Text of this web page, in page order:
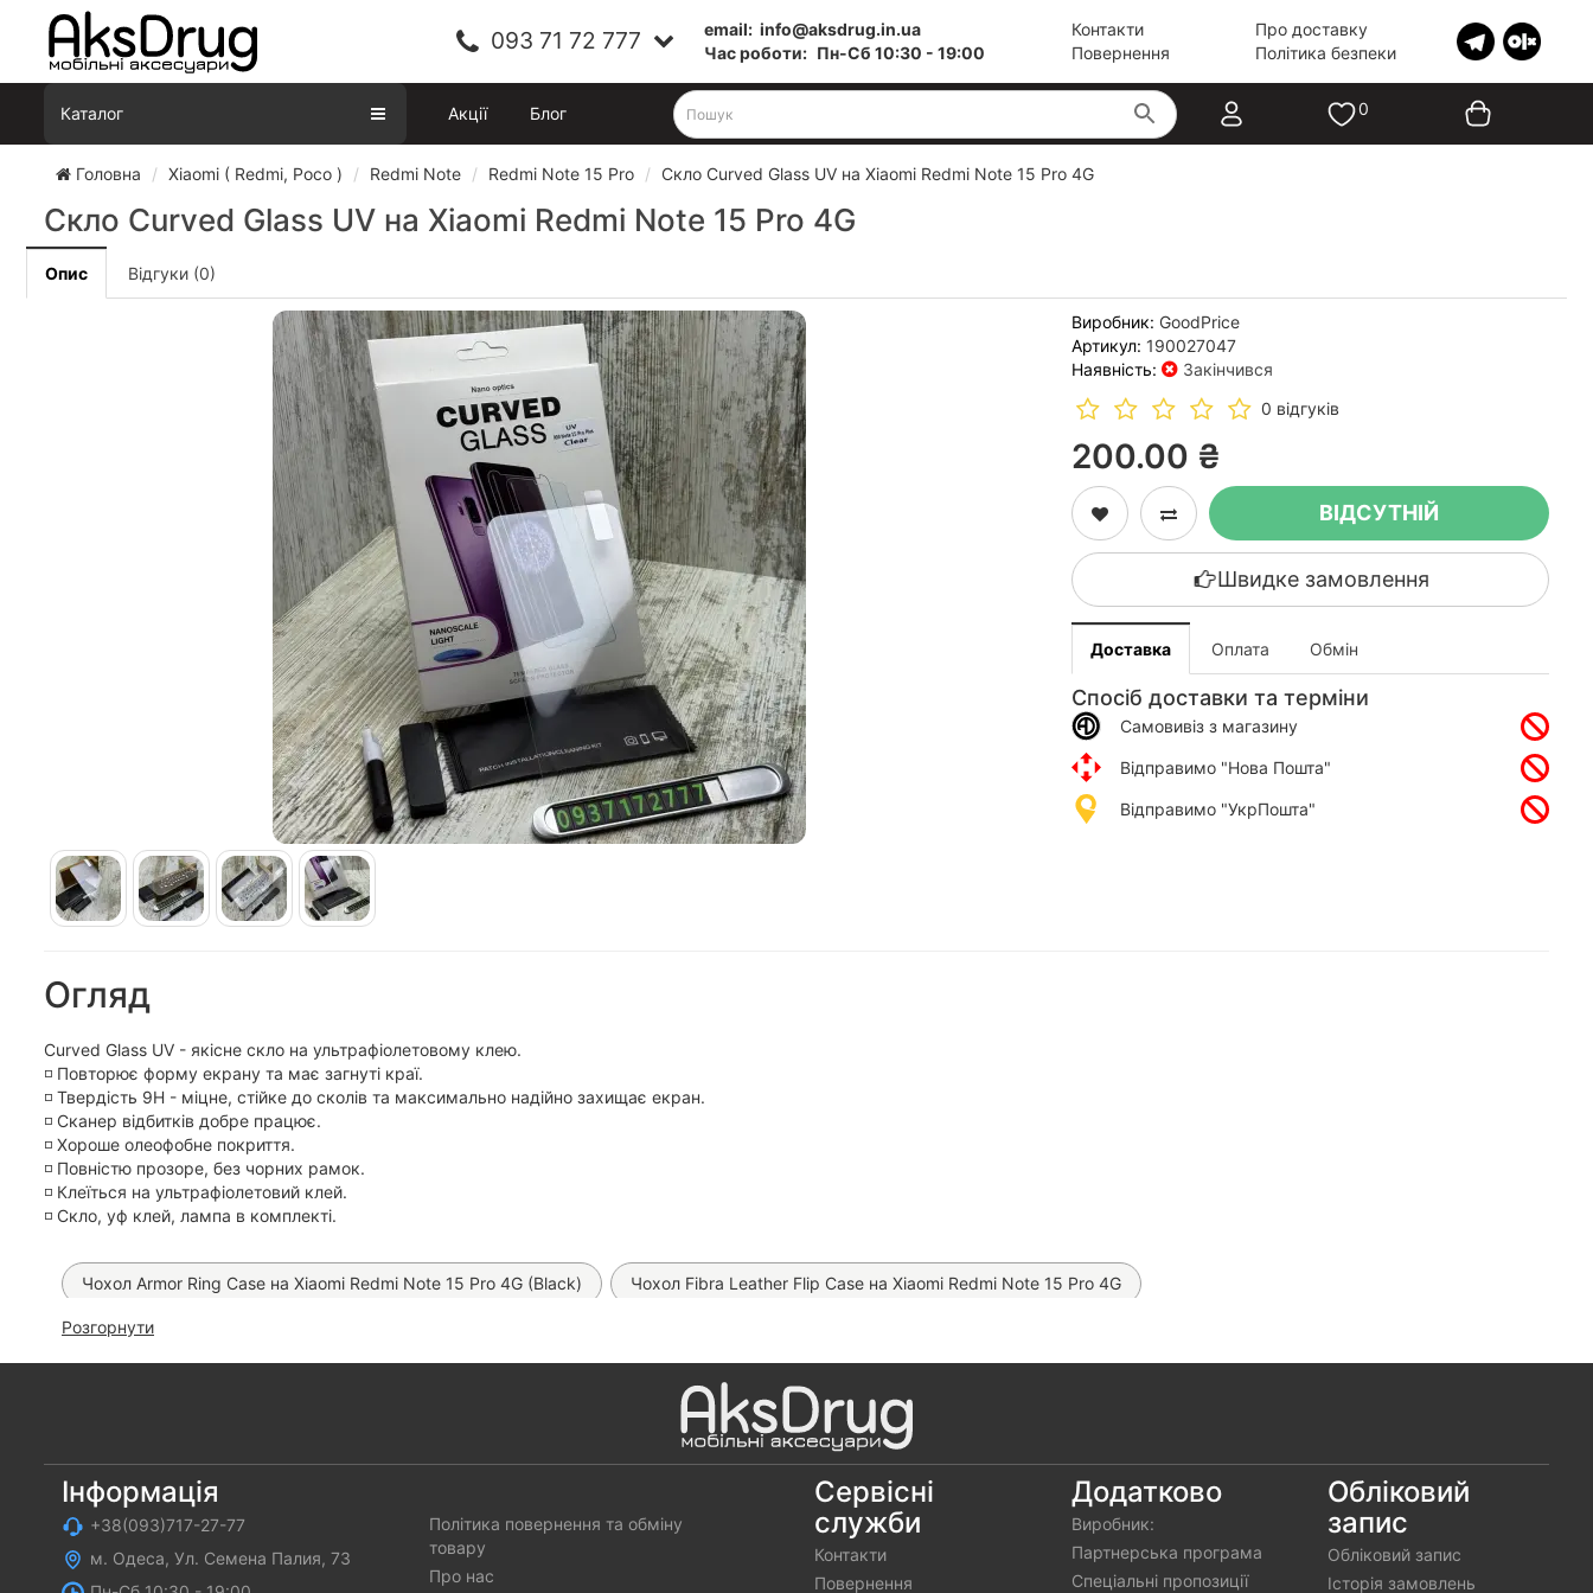
093 71 72 777 email: info@aksdrug.in.ua
Час роботи: Пн-Cб 10:30 - 19:00
Контакти
Повернення
Про доставку
Політика безпеки
Каталог Акції Блог 0
Головна Xiaomi ( Redmi, Poco ) Redmi Note Redmi Note 15 Pro Скло Curved Glass UV на Xiaomi Redmi Note 15 Pro 4G
Скло Curved Glass UV на Xiaomi Redmi Note 15 Pro 4G
Опис Відгуки (0)
Виробник: GoodPrice
Артикул: 190027047
Наявність:
Закінчився
0 відгуків
200.00 ₴
ВІДСУТНІЙ
Швидке замовлення
Доставка Оплата Обмін
Спосіб доставки та терміни
Самовивіз з магазину
Відправимо "Нова Пошта"
Відправимо "УкрПошта"
Огляд
Curved Glass UV - якісне скло на ультрафіолетовому клею.
◽️ Повторює форму екрану та має загнуті краї.
◽️ Твердість 9H - міцне, стійке до сколів та максимально надійно захищає екран.
◽️ Сканер відбитків добре працює.
◽️ Хороше олеофобне покриття.
◽️ Повністю прозоре, без чорних рамок.
◽️ Клеїться на ультрафіолетовий клей.
◽️ Скло, уф клей, лампа в комплекті.
Чохол Armor Ring Case на Xiaomi Redmi Note 15 Pro 4G (Black) Чохол Fibra Leather Flip Case на Xiaomi Redmi Note 15 Pro 4G
Скло Mietubl UV на Xiaomi Redmi Note 15 Pro 4G
Чохол Matt Dual Case на Xiaomi Redmi Note 15 Pro 4G
Чохол Wave Colorful на Xiaomi Redmi Note 15 Pro 4G
Прозора гідрогелева плівка Proove Clear Pro (на всі моделі) Прозора гідрогелева плівка Proove Clear Lite (на всі телефони)
Прозора гідрогелева плівка SKLO (на всі телефони) Матова гідрогелева плівка SKLO (на всі телефони)
Прозора гідрогелева плівка SKLO Self - Repair (на всі телефони)
Розгорнути
Інформація
+38(093)717-27-77
м. Одеса, Ул. Семена Палия, 73
Політика повернення та обміну
товару
Про нас
Сервісні
служби
Контакти
Повернення
Додатково
Виробник:
Партнерська програма
Спеціальні пропозиції
Обліковий
запис
Обліковий запис
Історія замовлень